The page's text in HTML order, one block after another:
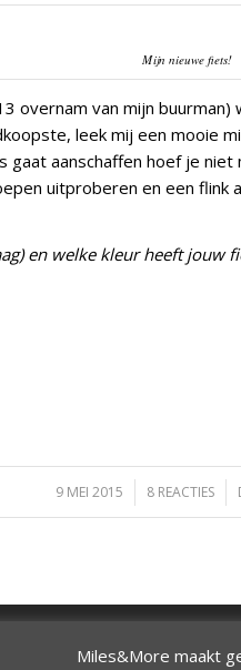
Mijn nieuwe fiets!
overnam van mijn
leek mij een mooie
aanschaffen hoef je
uitproberen en een flink
en welke kleur heeft jouw
9 MEI 2015
/ 8 REACTIES
/
maakt gebruik van cookies.
Miles&More maakt